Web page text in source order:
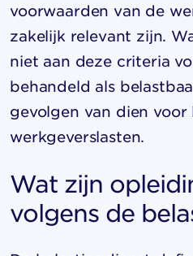
voorwaarden van de
zakelijk relevant zijn.
niet aan deze criteria
behandeld als
gevolgen van dien
werkgeverslasten.
Wat zijn
volgens de